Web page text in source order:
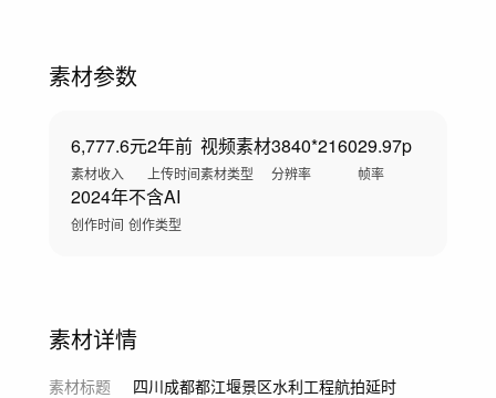
素材参数
6,777.6元
素材收入
2年前
上传时间
视频素材
素材类型
3840*2160
分辨率
29.97p
帧率
2024年
创作时间
不含AI
创作类型
素材详情
素材标题
四川成都都江堰景区水利工程航拍延时